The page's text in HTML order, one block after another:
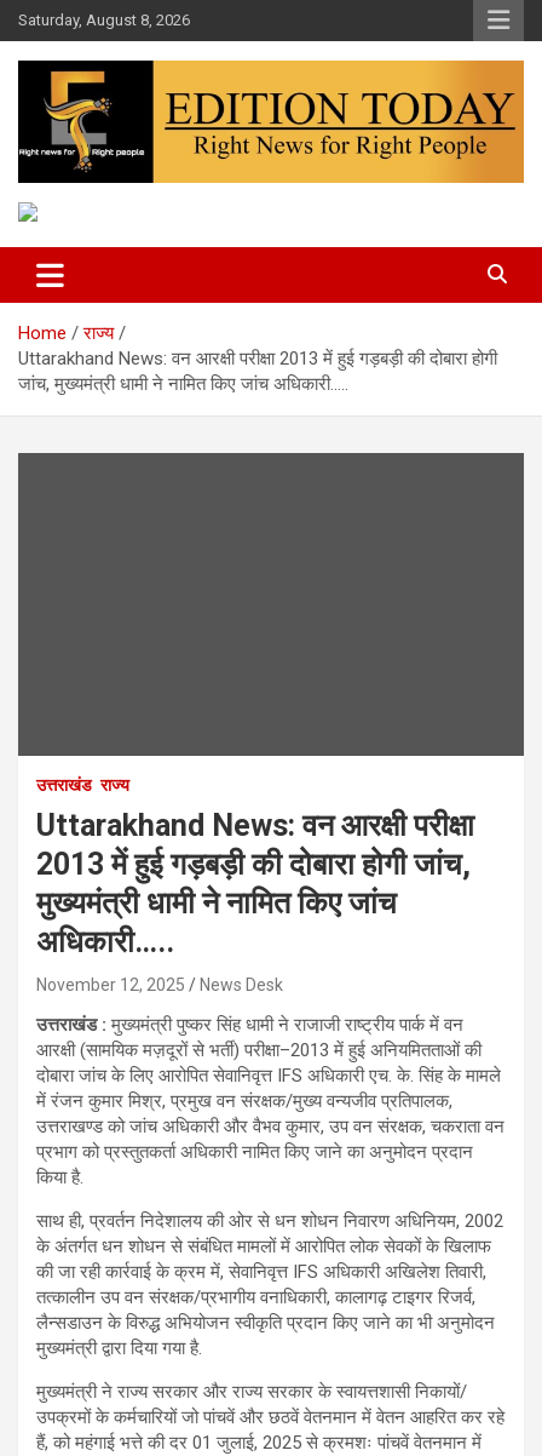
Skip
to
content
Saturday, August 8, 2026
Edition Today
Home
राज्य
Uttarakhand News: वन आरक्षी परीक्षा 2013 में हुई गड़बड़ी की दोबारा होगी
जांच, मुख्यमंत्री धामी ने नामित किए जांच अधिकारी…..
उत्तराखंड राज्य
Uttarakhand News: वन आरक्षी परीक्षा
2013 में हुई गड़बड़ी की दोबारा होगी जांच,
मुख्यमंत्री धामी ने नामित किए जांच
अधिकारी…..
November 12, 2025 News Desk
उत्तराखंड : मुख्यमंत्री पुष्कर सिंह धामी ने राजाजी राष्ट्रीय पार्क में वन
आरक्षी (सामयिक मज़दूरों से भर्ती) परीक्षा–2013 में हुई अनियमितताओं की
दोबारा जांच के लिए आरोपित सेवानिवृत्त IFS अधिकारी एच. के. सिंह के मामले
में रंजन कुमार मिश्र, प्रमुख वन संरक्षक/मुख्य वन्यजीव प्रतिपालक,
उत्तराखण्ड को जांच अधिकारी और वैभव कुमार, उप वन संरक्षक, चकराता वन
प्रभाग को प्रस्तुतकर्ता अधिकारी नामित किए जाने का अनुमोदन प्रदान
किया है.
साथ ही, प्रवर्तन निदेशालय की ओर से धन शोधन निवारण अधिनियम, 2002
के अंतर्गत धन शोधन से संबंधित मामलों में आरोपित लोक सेवकों के खिलाफ
की जा रही कार्रवाई के क्रम में, सेवानिवृत्त IFS अधिकारी अखिलेश तिवारी,
तत्कालीन उप वन संरक्षक/प्रभागीय वनाधिकारी, कालागढ़ टाइगर रिजर्व,
लैन्सडाउन के विरुद्ध अभियोजन स्वीकृति प्रदान किए जाने का भी अनुमोदन
मुख्यमंत्री द्वारा दिया गया है.
मुख्यमंत्री ने राज्य सरकार और राज्य सरकार के स्वायत्तशासी निकायों/
उपक्रमों के कर्मचारियों जो पांचवें और छठवें वेतनमान में वेतन आहरित कर रहे
हैं, को महंगाई भत्ते की दर 01 जुलाई, 2025 से क्रमशः पांचवें वेतनमान में